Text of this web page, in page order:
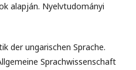
alapján. Nyelvtudományi
der ungarischen Sprache.
Sprachwissenschaft